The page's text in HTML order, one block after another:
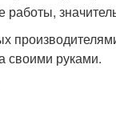
работы,
своими руками.